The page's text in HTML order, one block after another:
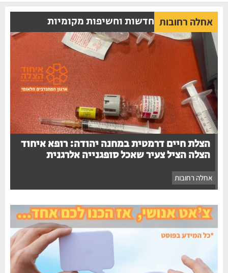
אחלה רחובות חדשות וחשיפות מקומיות
הצלת חיים דרמטית במחנה יהודה: רופא איחוד
הצלה הציל צעיר שאכל סופגנייה אלרגנית
אחלה רחובות